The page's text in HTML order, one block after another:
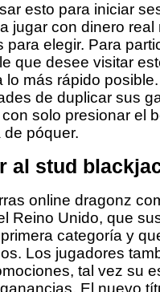
esto para iniciar
jugar con dinero
para elegir. Para
que desee visitar
lo más rápido
de duplicar sus
solo presionar el
de póquer.
al stud
online dragonz
Reino Unido, que
categoría y
Los jugadores
tal vez su
El nuevo